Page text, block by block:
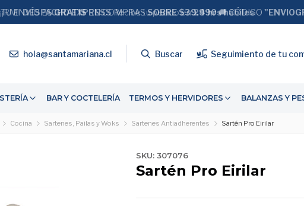
hola@santamariana.cl Buscar Seguimiento de tu
BAR Y COCTELERÍA TERMOS Y HERVIDORES BALANZAS Y
TU ENVÍO ESGRATISEN COMPRASSOBRE $39.990🚚 CÓDIGO
DESPACHO EXPRESS 24 hrs hábiles
Cocina Sartenes, Pailas y Woks Sartenes Antiadherentes Sartén Pro Eirilar
SKU: 307076
Sartén Pro Eirilar